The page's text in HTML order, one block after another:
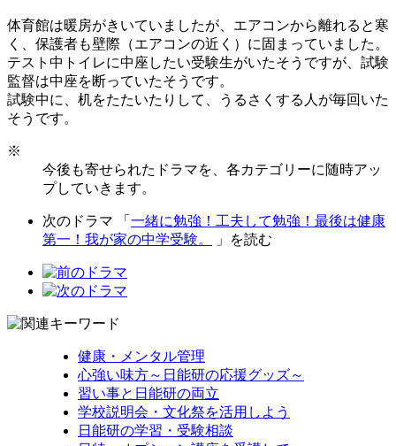
体育館は暖房がきいていましたが、エアコンから離れると寒
く、保護者も壁際（エアコンの近く）に固まっていました。
テスト中トイレに中座したい受験生がいたそうですが、試験
監督は中座を断っていたそうです。
試験中に、机をたたいたりして、うるさくする人が毎回いた
そうです。
※
今後も寄せられたドラマを、各カテゴリーに随時アッ
プしていきます。
次のドラマ 「 一緒に勉強！工夫して勉強！最後は健康
第一！我が家の中学受験。
」を読む
健康・メンタル管理
心強い味方～日能研の応援グッズ～
習い事と日能研の両立
学校説明会・文化祭を活用しよう
日能研の学習・受験相談